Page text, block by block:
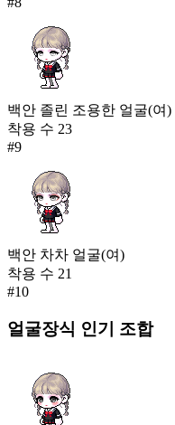
백안 졸린 조용한 얼굴(여)
착용 수 23
#9
백안 차차 얼굴(여)
착용 수 21
#10
얼굴장식 인기 조합